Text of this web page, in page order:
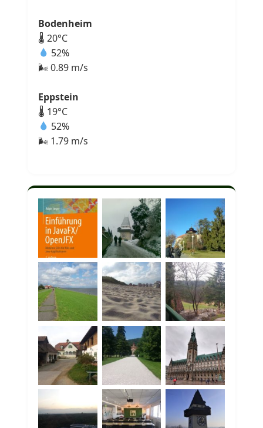
Bodenheim
🌡 20°C
52%
🌬 0.89 m/s
Eppstein
🌡 19°C
52%
🌬 1.79 m/s